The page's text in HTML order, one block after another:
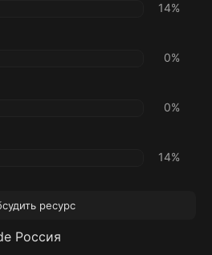
14%
0%
0%
14%
ресурс
Россия